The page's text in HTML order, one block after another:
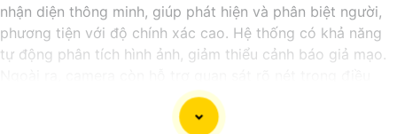
nhận diện thông minh, giúp phát hiện và phân biệt người,
phương tiện với độ chính xác cao. Hệ thống có khả năng
tự động phân tích hình ảnh, giảm thiểu cảnh báo giả mạo.
kiện ánh sáng yếu nhờ công nghệ Starlight và các tính
năng này giúp nâng cao hiệu quả giám sát và bảo vệ an